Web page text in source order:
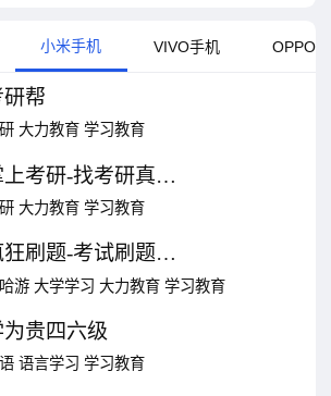
师、考研政治-米考试考研公共课、粉笔等十
考研帮App排行榜
小米手机 VIVO手机 OPPO
研帮
大力教育 学习教育
上考研-找考研真题
招录数据
大力教育 学习教育
狂刷题-考试刷题好
具
游 大学学习 大力教育 学习教育
为贵四六级
语言学习 学习教育